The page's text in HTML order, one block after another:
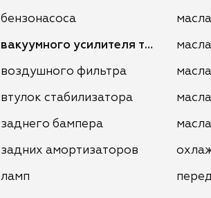
бензонасоса
вакуумного усилителя тормозов
воздушного фильтра
втулок стабилизатора
заднего бампера
задних амортизаторов
ламп